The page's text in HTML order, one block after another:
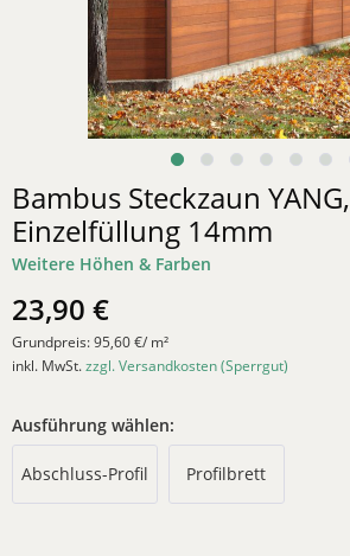
Bambus Steckzaun YANG,
Einzelfüllung 14mm
Weitere Höhen & Farben
23,90 €
Grundpreis:95,60 €/ m²
inkl. MwSt.zzgl. Versandkosten (Sperrgut)
Ausführung wählen:
Abschluss-Profil Profilbrett